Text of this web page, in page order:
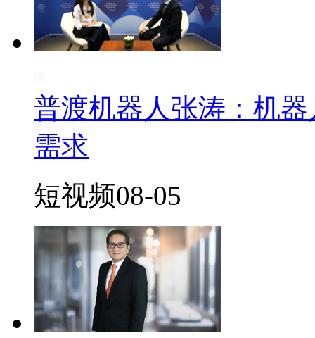
普渡机器人张涛：机
需求
短视频08-05